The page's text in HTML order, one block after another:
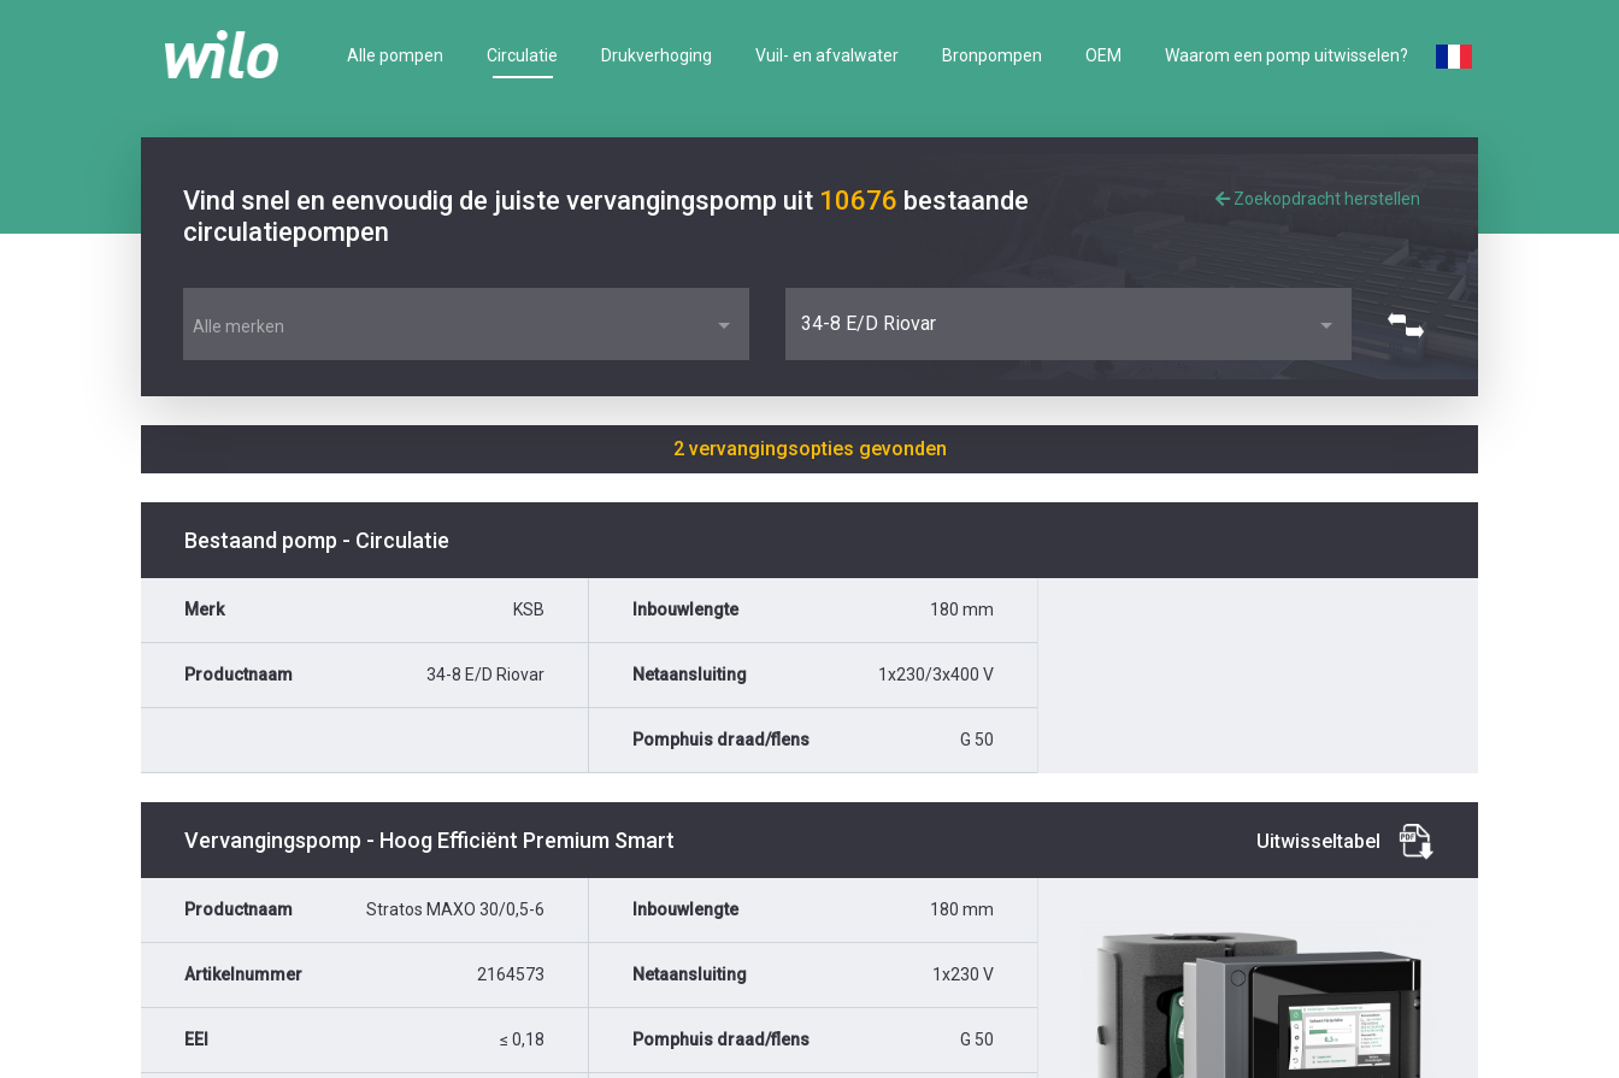
Alle pompen Circulatie Drukverhoging Vuil- en afvalwater Bronpompen OEM Waarom een pomp uitwisselen?
Vind snel en eenvoudig de juiste vervangingspomp uit 10676 bestaande
circulatiepompen
Zoekopdracht herstellen
Alle merken 34-8 E/D Riovar
2 vervangingsopties gevonden
Bestaand pomp - Circulatie
Merk KSB
Productnaam 34-8 E/D Riovar
Inbouwlengte 180 mm
Netaansluiting 1x230/3x400 V
Pomphuis draad/flens G 50
Vervangingspomp - Hoog Efficiënt Premium Smart Uitwisseltabel
Productnaam Stratos MAXO 30/0,5-6
Artikelnummer 2164573
EEI ≤ 0,18
Inbouwlengte 180 mm
Netaansluiting 1x230 V
Pomphuis draad/flens G 50